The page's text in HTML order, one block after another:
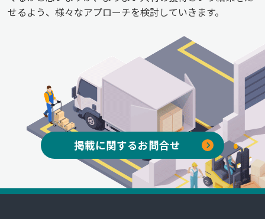
せるよう、様々なアプローチを検討していきます。
掲載に関するお問合せ